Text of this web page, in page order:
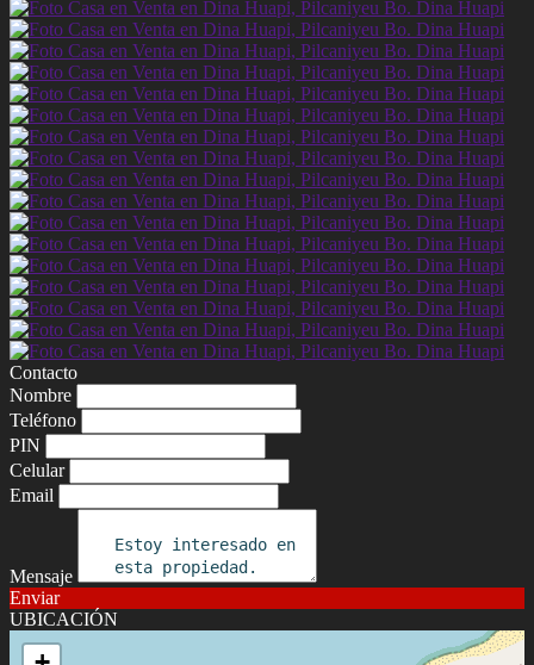
Contacto
Nombre
Teléfono
PIN
Celular
Email
Mensaje
Enviar
UBICACIÓN